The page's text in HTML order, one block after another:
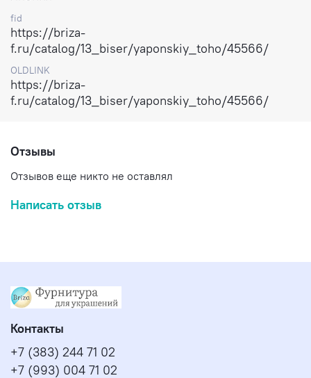
fid
https://briza-
f.ru/catalog/13_biser/yaponskiy_toho/45566/
OLDLINK
https://briza-
f.ru/catalog/13_biser/yaponskiy_toho/45566/
Отзывы
Отзывов еще никто не оставлял
Написать отзыв
Контакты
+7 (383) 244 71 02
+7 (993) 004 71 02